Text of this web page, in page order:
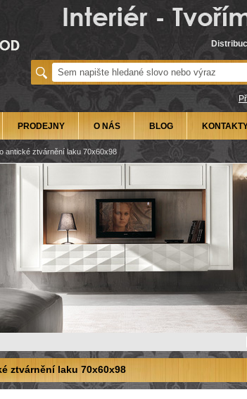
PRODEJNY O NÁS BLOG
antické ztvárnění laku 70x60x98
ztvárnění laku 70x60x98